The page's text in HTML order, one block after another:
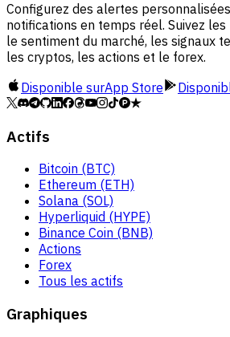
Configurez des alertes
notifications en temps réel. Suivez
le sentiment du marché, les signaux
les cryptos, les actions et le forex.
Disponible surApp Store
Actifs
Bitcoin (BTC)
Ethereum (ETH)
Solana (SOL)
Hyperliquid (HYPE)
Binance Coin (BNB)
Actions
Forex
Tous les actifs
Graphiques